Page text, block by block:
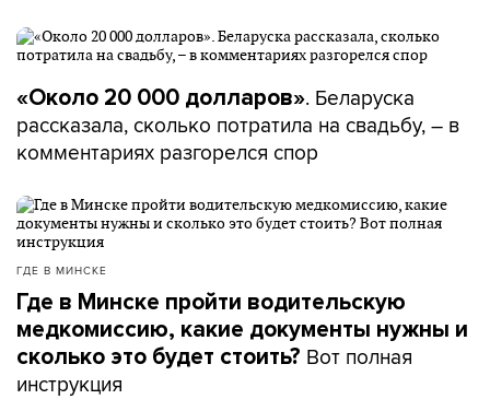
«Около 20 000 долларов». Беларуска
рассказала, сколько потратила на свадьбу, – в
комментариях разгорелся спор
ГДЕ В МИНСКЕ
Где в Минске пройти водительскую
медкомиссию, какие документы нужны и
сколько это будет стоить? Вот полная
инструкция